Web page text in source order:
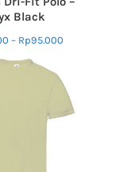
Black
– Rp95.000